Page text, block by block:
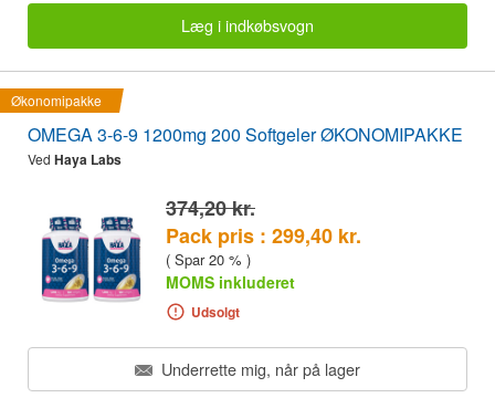
Læg i indkøbsvogn
Økonomipakke
OMEGA 3-6-9 1200mg 200 Softgeler ØKONOMIPAKKE
Ved Haya Labs
374,20 kr.
Pack pris : 299,40 kr.
( Spar 20 % )
MOMS inkluderet
Udsolgt
Underrette mig, når på lager